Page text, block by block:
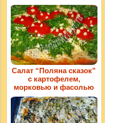
Салат “Поляна сказок”
с картофелем,
морковью и фасолью